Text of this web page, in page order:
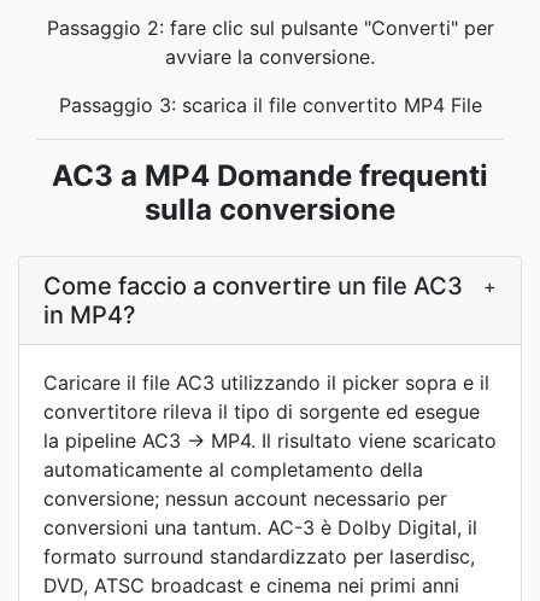
Passaggio 2: fare clic sul pulsante "Converti" per
avviare la conversione.
Passaggio 3: scarica il file convertito MP4 File
AC3 a MP4 Domande frequenti
sulla conversione
Come faccio a convertire un file AC3
in MP4?
+
Caricare il file AC3 utilizzando il picker sopra e il
convertitore rileva il tipo di sorgente ed esegue
la pipeline AC3 → MP4. Il risultato viene scaricato
automaticamente al completamento della
conversione; nessun account necessario per
conversioni una tantum. AC-3 è Dolby Digital, il
formato surround standardizzato per laserdisc,
DVD, ATSC broadcast e cinema nei primi anni